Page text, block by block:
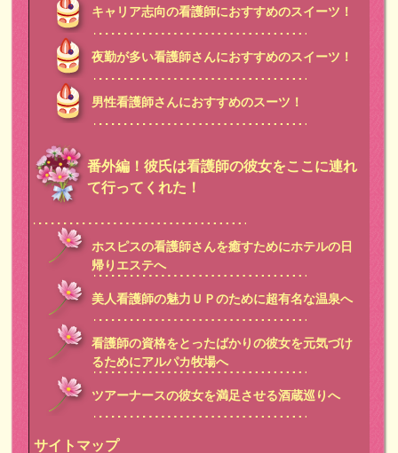
キャリア志向の看護師におすすめのスイーツ！
夜勤が多い看護師さんにおすすめのスイーツ！
男性看護師さんにおすすめのスーツ！
番外編！彼氏は看護師の彼女をここに連れ
て行ってくれた！
ホスピスの看護師さんを癒すためにホテルの日
帰りエステへ
美人看護師の魅力ＵＰのために超有名な温泉へ
看護師の資格をとったばかりの彼女を元気づけ
るためにアルパカ牧場へ
ツアーナースの彼女を満足させる酒蔵巡りへ
サイトマップ